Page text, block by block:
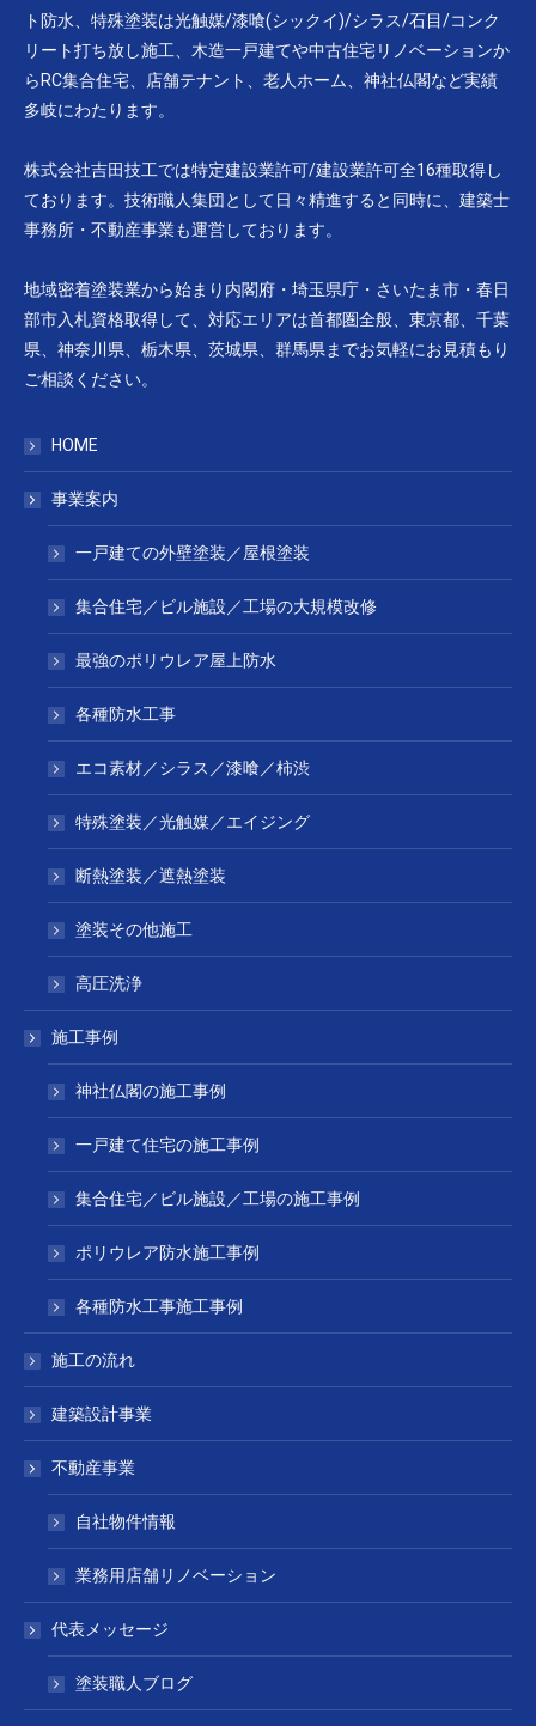
ト防水、特殊塗装は光触媒/漆喰(シックイ)/シラス/石目/コンク
リート打ち放し施工、木造一戸建てや中古住宅リノベーションか
らRC集合住宅、店舗テナント、老人ホーム、神社仏閣など実績
多岐にわたります。
株式会社吉田技工では特定建設業許可/建設業許可全16種取得し
ております。技術職人集団として日々精進すると同時に、建築士
事務所・不動産事業も運営しております。
地域密着塗装業から始まり内閣府・埼玉県庁・さいたま市・春日
部市入札資格取得して、対応エリアは首都圏全般、東京都、千葉
県、神奈川県、栃木県、茨城県、群馬県までお気軽にお見積もり
ご相談ください。
HOME
事業案内
一戸建ての外壁塗装／屋根塗装
集合住宅／ビル施設／工場の大規模改修
最強のポリウレア屋上防水
各種防水工事
エコ素材／シラス／漆喰／柿渋
特殊塗装／光触媒／エイジング
断熱塗装／遮熱塗装
塗装その他施工
高圧洗浄
施工事例
神社仏閣の施工事例
一戸建て住宅の施工事例
集合住宅／ビル施設／工場の施工事例
ポリウレア防水施工事例
各種防水工事施工事例
施工の流れ
建築設計事業
不動産事業
自社物件情報
業務用店舗リノベーション
代表メッセージ
塗装職人ブログ